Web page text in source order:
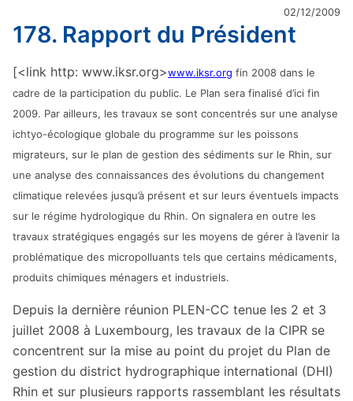
02/12/2009
178. Rapport du Président
[<link http: www.iksr.org>www.iksr.org fin 2008 dans le
cadre de la participation du public. Le Plan sera finalisé d’ici fin
2009. Par ailleurs, les travaux se sont concentrés sur une analyse
ichtyo-écologique globale du programme sur les poissons
migrateurs, sur le plan de gestion des sédiments sur le Rhin, sur
une analyse des connaissances des évolutions du changement
climatique relevées jusqu’à présent et sur leurs éventuels impacts
sur le régime hydrologique du Rhin. On signalera en outre les
travaux stratégiques engagés sur les moyens de gérer à l’avenir la
problématique des micropolluants tels que certains médicaments,
produits chimiques ménagers et industriels.
Depuis la dernière réunion PLEN-CC tenue les 2 et 3
juillet 2008 à Luxembourg, les travaux de la CIPR se
concentrent sur la mise au point du projet du Plan de
gestion du district hydrographique international (DHI)
Rhin et sur plusieurs rapports rassemblant les résultats